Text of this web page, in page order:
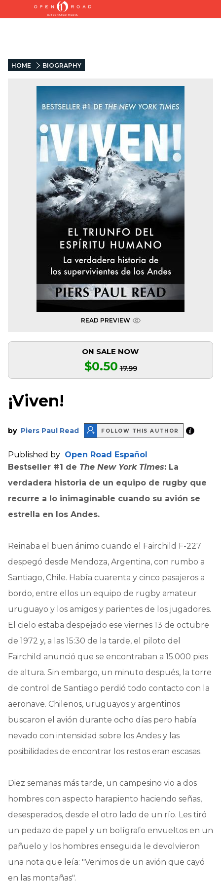
HOME BIOGRAPHY
READ PREVIEW
ON SALE NOW
$0.50 17.99
¡Viven!
by Piers Paul Read FOLLOW THIS AUTHOR
Published by Open Road Español
Bestseller #1 de The New York Times: La
verdadera historia de un equipo de rugby que
recurre a lo inimaginable cuando su avión se
estrella en los Andes.
Reinaba el buen ánimo cuando el Fairchild F-227
despegó desde Mendoza, Argentina, con rumbo a
Santiago, Chile. Había cuarenta y cinco pasajeros a
bordo, entre ellos un equipo de rugby amateur
uruguayo y los amigos y parientes de los jugadores.
El cielo estaba despejado ese viernes 13 de octubre
de 1972 y, a las 15:30 de la tarde, el piloto del
Fairchild anunció que se encontraban a 15.000 pies
de altura. Sin embargo, un minuto después, la torre
de control de Santiago perdió todo contacto con la
aeronave. Chilenos, uruguayos y argentinos
buscaron el avión durante ocho días pero había
nevado con intensidad sobre los Andes y las
posibilidades de encontrar los restos eran escasas.
Diez semanas más tarde, un campesino vio a dos
hombres con aspecto harapiento haciendo señas,
desesperados, desde el otro lado de un río. Les tiró
un pedazo de papel y un bolígrafo envueltos en un
pañuelo y los hombres enseguida le devolvieron
una nota que leía: "Venimos de un avión que cayó
en las montañas".